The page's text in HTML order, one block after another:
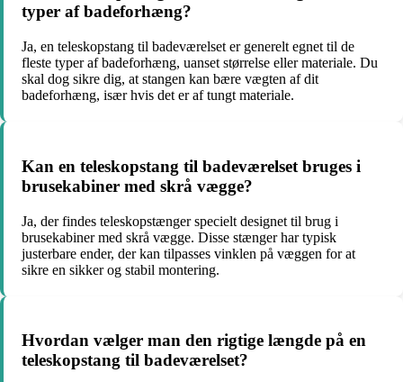
typer af badeforhæng?
Ja, en teleskopstang til badeværelset er generelt egnet til de
fleste typer af badeforhæng, uanset størrelse eller materiale. Du
skal dog sikre dig, at stangen kan bære vægten af dit
badeforhæng, især hvis det er af tungt materiale.
Kan en teleskopstang til badeværelset bruges i
brusekabiner med skrå vægge?
Ja, der findes teleskopstænger specielt designet til brug i
brusekabiner med skrå vægge. Disse stænger har typisk
justerbare ender, der kan tilpasses vinklen på væggen for at
sikre en sikker og stabil montering.
Hvordan vælger man den rigtige længde på en
teleskopstang til badeværelset?